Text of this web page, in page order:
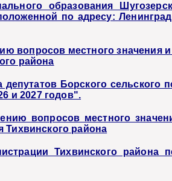
образования
по адресу:
вопросов местного значения
района
Борского
и 2027 годов".
вопросов местного
Тихвинского района
Тихвинского района